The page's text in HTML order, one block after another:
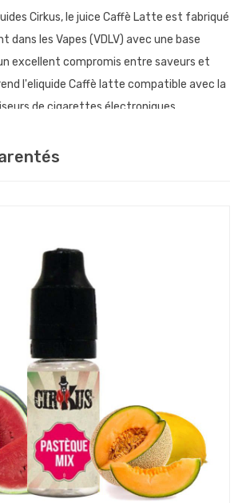
Cirkus, le juice Caffè Latte est fabriqué
dans les Vapes (VDLV) avec une base
excellent compromis entre saveurs et
l'eliquide Caffè latte compatible avec la
de cigarettes électroniques.
?
à vos besoins :
qu'occasionnellement
- moins de 5 cigarettes par jour
- 5 à 10 cigarettes par jour
- 10 à 20 cigarettes par jour
est élevé, le plus hit est important. Le hit
dans la gorge lorsque l’on aspire
l’e-cigarette.
MON ELIQUIDE CIRKUS ?
e-liquide et ses saveurs, il est conseillé
de la lumière, dans un lieu sec à